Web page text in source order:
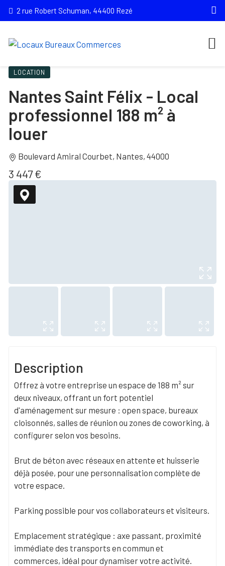
2 rue Robert Schuman, 44400 Rezé
LOCATION
Nantes Saint Félix - Local
professionnel 188 m² à
louer
Boulevard Amiral Courbet, Nantes, 44000
3 447 €
Description
Offrez à votre entreprise un espace de 188 m² sur
deux niveaux, offrant un fort potentiel
d'aménagement sur mesure : open space, bureaux
cloisonnés, salles de réunion ou zones de coworking, à
configurer selon vos besoins.
Brut de béton avec réseaux en attente et huisserie
déjà posée, pour une personnalisation complète de
votre espace.
Parking possible pour vos collaborateurs et visiteurs.
Emplacement stratégique : axe passant, proximité
immédiate des transports en commun et
commerces, idéal pour dynamiser votre activité.